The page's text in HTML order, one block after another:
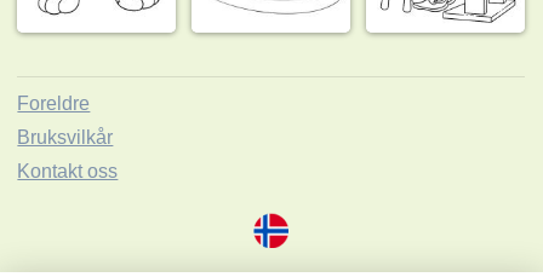
Foreldre
Bruksvilkår
Kontakt oss